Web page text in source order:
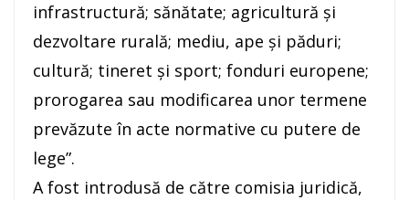
infrastructură; sănătate; agricultură şi
dezvoltare rurală; mediu, ape şi păduri;
cultură; tineret şi sport; fonduri europene;
prorogarea sau modificarea unor termene
prevăzute în acte normative cu putere de
lege”.
A fost introdusă de către comisia juridică,